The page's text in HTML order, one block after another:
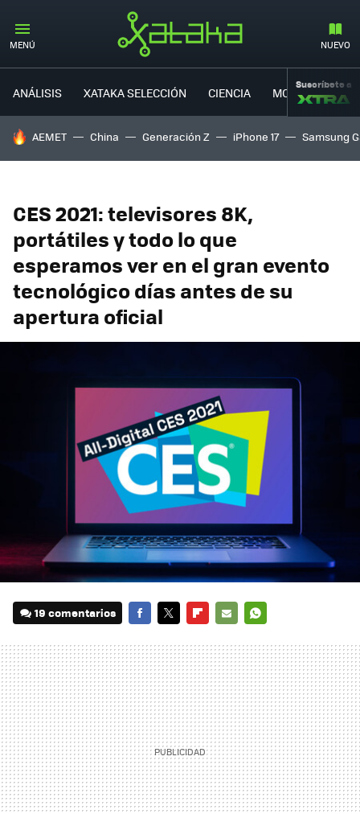
MENÚ NUEVO
ANÁLISIS XATAKA SELECCIÓN CIENCIA MOVILIDAD
Suscríbete a
HOY SE HABLA DE
AEMET China Generación Z iPhone 17 Samsung
CES 2021: televisores 8K,
portátiles y todo lo que
esperamos ver en el gran evento
tecnológico días antes de su
apertura oficial
19 comentarios
MAIL